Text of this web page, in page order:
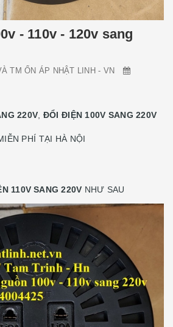
- 110v - 120v sang
TM ỔN ÁP NHẬT LINH - VN
220V ĐỔI ĐIỆN 100V SANG 220V
PHÍ TẠI HÀ NỘI
110V SANG 220V NHƯ SAU